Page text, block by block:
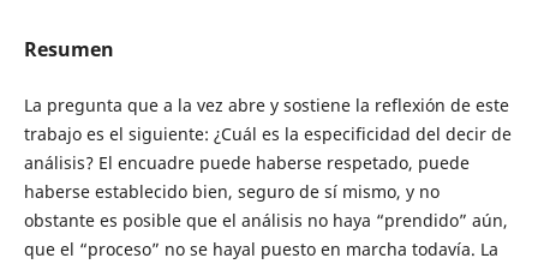
Resumen
La pregunta que a la vez abre y sostiene la reflexión de este
trabajo es el siguiente: ¿Cuál es la especificidad del decir de
análisis? El encuadre puede haberse respetado, puede
haberse establecido bien, seguro de sí mismo, y no
obstante es posible que el análisis no haya “prendido” aún,
que el “proceso” no se hayal puesto en marcha todavía. La